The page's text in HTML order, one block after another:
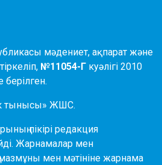
мәдениет, ақпарат және
№11054-Г куәлігі 2010
тынысы» ЖШС.
пікірі редакция
Жарнамалар мен
мен мәтініне жарнама